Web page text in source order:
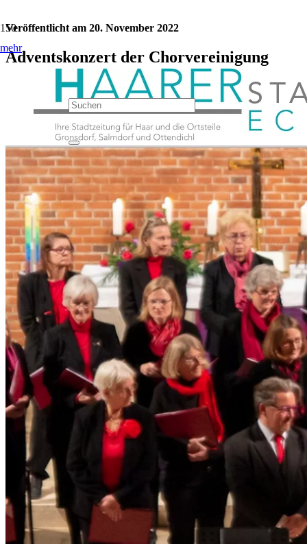
mehr
Veröffentlicht am 20. November 2022
Adventskonzert der Chorvereinigung
Kategorie:Veranstaltungen